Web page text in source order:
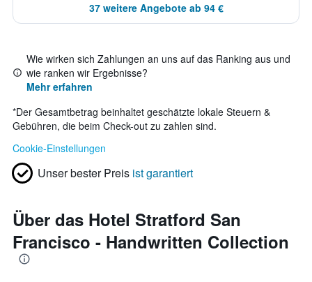
37 weitere Angebote ab 94 €
Wie wirken sich Zahlungen an uns auf das Ranking aus und
wie ranken wir Ergebnisse?
Mehr erfahren
*Der Gesamtbetrag beinhaltet geschätzte lokale Steuern &
Gebühren, die beim Check-out zu zahlen sind.
Cookie-Einstellungen
Unser bester Preis ist garantiert
Über das Hotel Stratford San
Francisco - Handwritten Collection